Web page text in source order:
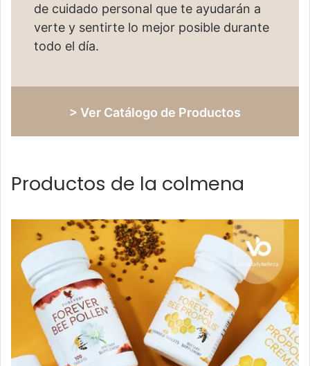
de cuidado personal que te ayudarán a
verte y sentirte lo mejor posible durante
todo el día.
> Ver Catálogo de Productos
Productos de la colmena